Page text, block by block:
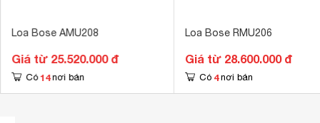
Loa Bose AMU208
Giá từ 25.520.000 đ
Có 14 nơi bán
Loa Bose RMU206
Giá từ 28.600.000 đ
Có 4 nơi bán